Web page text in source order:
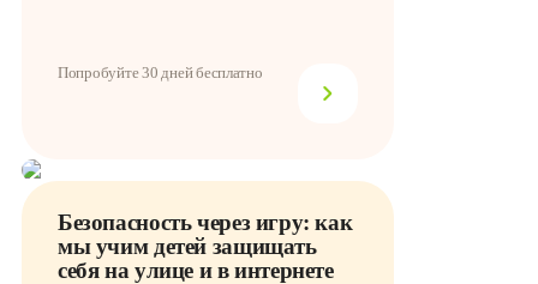
Попробуйте 30 дней бесплатно
Безопасность через игру: как
мы учим детей защищать
себя на улице и в интернете